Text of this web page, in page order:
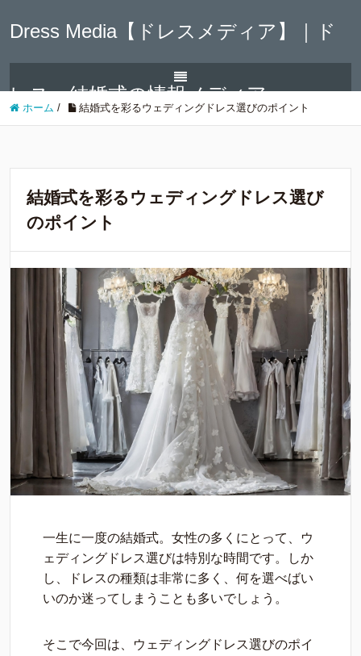
Dress Media【ドレスメディア】｜ド
レス・結婚式の情報メディア
ホーム / 結婚式を彩るウェディングドレス選びのポイント
結婚式を彩るウェディングドレス選び
のポイント
一生に一度の結婚式。女性の多くにとって、ウ
ェディングドレス選びは特別な時間です。しか
し、ドレスの種類は非常に多く、何を選べばい
いのか迷ってしまうことも多いでしょう。
そこで今回は、ウェディングドレス選びのポイ